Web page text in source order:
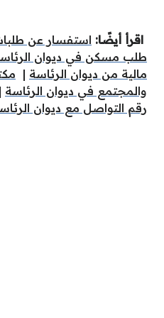
اقرأ أيضًا: استفسار عن
طلب مسكن في ديوان
مالية من ديوان الرئاسة |
والمجتمع في ديوان الرئاسة |
رقم التواصل مع ديوان